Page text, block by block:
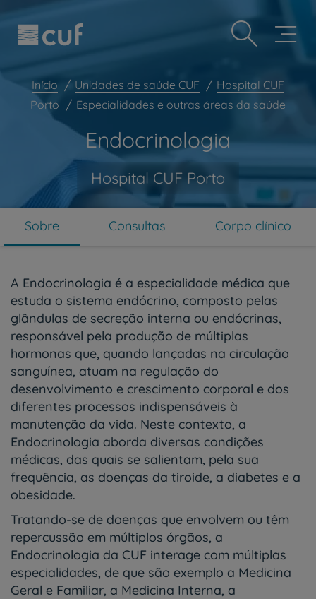
este
inclui
sistema
acessibilidade.
para
conteúdo
Prevenção e bem-estar
Grandes Áreas da Saúde
Plano +CUF
My CUF
Clientes e acompanhantes
CUF Academic Center
Para profissionais
Contacte-nos
Início Unidades de saúde CUF
Hospital CUF
Porto
Especialidades e outras áreas da saúde
Endocrinologia
Hospital CUF Porto
Sobre Consultas Corpo clínico
A Endocrinologia é a especialidade médica que
estuda o sistema endócrino, composto pelas
glândulas de secreção interna ou endócrinas,
responsável pela produção de múltiplas
hormonas que, quando lançadas na circulação
sanguínea, atuam na regulação do
desenvolvimento e crescimento corporal e dos
diferentes processos indispensáveis à
manutenção da vida. Neste contexto, a
Endocrinologia aborda diversas condições
médicas, das quais se salientam, pela sua
frequência, as doenças da tiroide, a diabetes e a
obesidade.
Tratando-se de doenças que envolvem ou têm
repercussão em múltiplos órgãos, a
Endocrinologia da CUF interage com múltiplas
especialidades, de que são exemplo a Medicina
Geral e Familiar, a Medicina Interna, a